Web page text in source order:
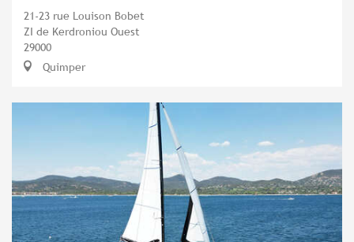
21-23 rue Louison Bobet
ZI de Kerdroniou Ouest
29000
Quimper